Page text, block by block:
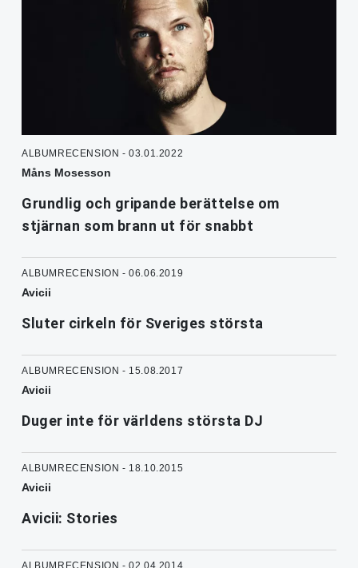
ALBUMRECENSION - 03.01.2022
Måns Mosesson
Grundlig och gripande berättelse om
stjärnan som brann ut för snabbt
ALBUMRECENSION - 06.06.2019
Avicii
Sluter cirkeln för Sveriges största
ALBUMRECENSION - 15.08.2017
Avicii
Duger inte för världens största DJ
ALBUMRECENSION - 18.10.2015
Avicii
Avicii: Stories
ALBUMRECENSION - 02.04.2014